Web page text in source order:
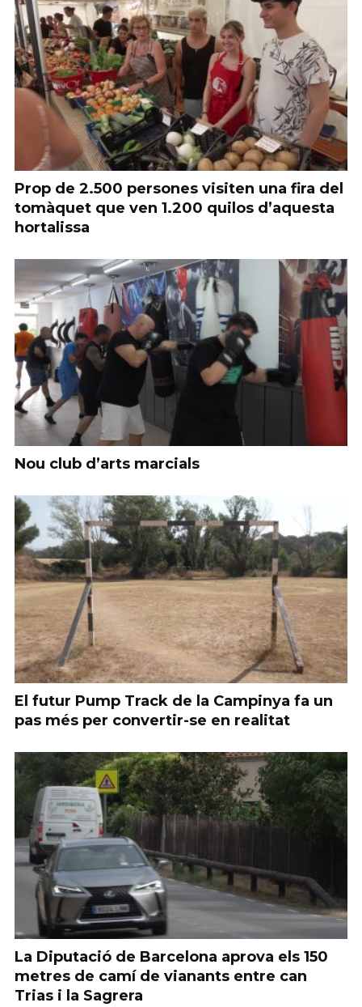
Prop de 2.500 persones visiten una fira del
tomàquet que ven 1.200 quilos d’aquesta
hortalissa
Nou club d’arts marcials
El futur Pump Track de la Campinya fa un
pas més per convertir-se en realitat
La Diputació de Barcelona aprova els 150
metres de camí de vianants entre can
Trias i la Sagrera